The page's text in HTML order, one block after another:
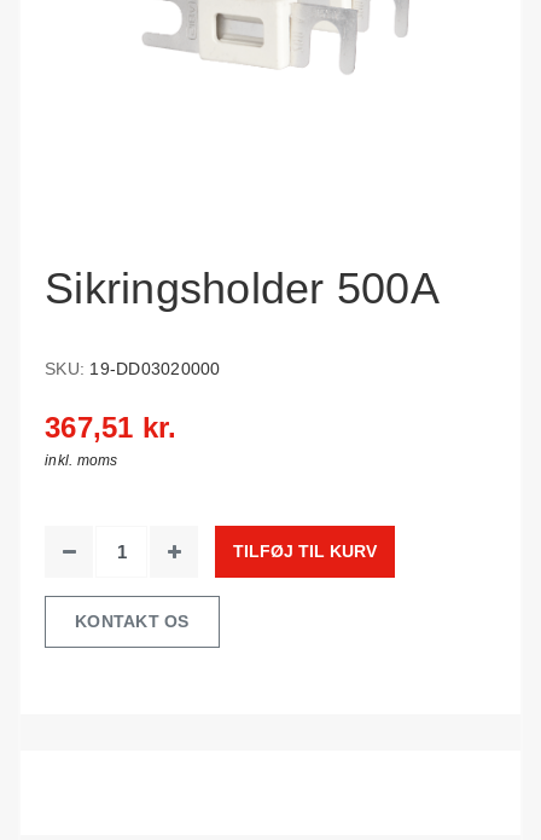
Sikringsholder 500A
SKU: 19-DD03020000
367,51 kr.
inkl. moms
TILFØJ TIL KURV
KONTAKT OS